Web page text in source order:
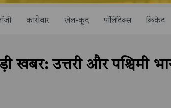
कारोबार खेल-कूद पॉलिटिक्स क्रिकेट
खबर: उत्तरी और पश्चिमी